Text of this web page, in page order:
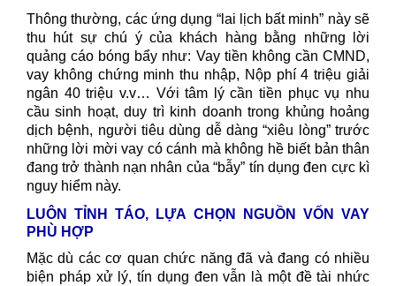
Thông thường, các ứng dụng “lai lịch bất minh” này sẽ
thu hút sự chú ý của khách hàng bằng những lời
quảng cáo bóng bẩy như: Vay tiền không cần CMND,
vay không chứng minh thu nhập, Nộp phí 4 triệu giải
ngân 40 triệu v.v… Với tâm lý cần tiền phục vụ nhu
cầu sinh hoạt, duy trì kinh doanh trong khủng hoảng
dịch bệnh, người tiêu dùng dễ dàng “xiêu lòng” trước
những lời mời vay có cánh mà không hề biết bản thân
đang trở thành nạn nhân của “bẫy” tín dụng đen cực kì
nguy hiểm này.
LUÔN TỈNH TÁO, LỰA CHỌN NGUỒN VỐN VAY
PHÙ HỢP
Mặc dù các cơ quan chức năng đã và đang có nhiều
biện pháp xử lý, tín dụng đen vẫn là một đề tài nhức